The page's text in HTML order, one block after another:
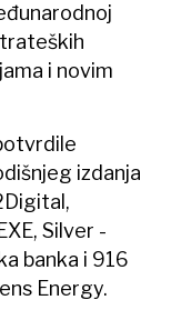
i novim
izdanja
Silver -
banka i 916
Energy.